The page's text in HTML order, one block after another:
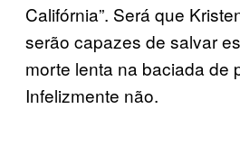
Califórnia”. Será que
serão capazes de salvar
morte lenta na baciada de
Infelizmente não.